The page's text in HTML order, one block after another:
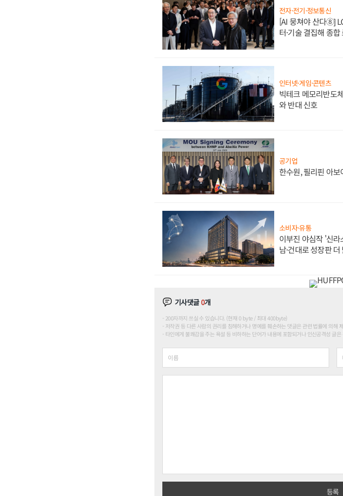
전자·전기·정보통신
[AI 뭉쳐야 산다⑧]
터·기술 결집해 종
인터넷·게임·콘텐츠
빅테크 메모리반도
와 반대 신호
공기업
한수원, 필리핀 아
소비자·유통
이부진 야심작 '신라
남·건대로 성장판
기사댓글0개
200자까지 쓰실 수 있습니다. (현재 0 byte / 최대 400byte)
저작권 등 다른 사람의 권리를 침해하거나 명예를 훼손하는 댓글은 관련 법률에 의해
타인에게 불쾌감을 주는 욕설 등 비하하는 단어가 내용에 포함되거나 인신공격성 글